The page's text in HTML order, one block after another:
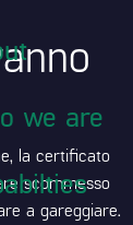
we are
la certificato
scommesso
a gareggiare.